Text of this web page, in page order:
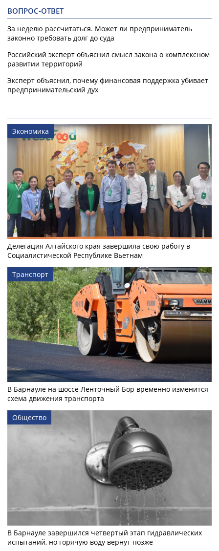
ВОПРОС-ОТВЕТ
За неделю рассчитаться. Может ли предприниматель
законно требовать долг до суда
Российский эксперт объяснил смысл закона о комплексном
развитии территорий
Эксперт объяснил, почему финансовая поддержка убивает
предпринимательский дух
Экономика
Делегация Алтайского края завершила свою работу в
Социалистической Республике Вьетнам
Транспорт
В Барнауле на шоссе Ленточный Бор временно изменится
схема движения транспорта
Общество
В Барнауле завершился четвертый этап гидравлических
испытаний, но горячую воду вернут позже